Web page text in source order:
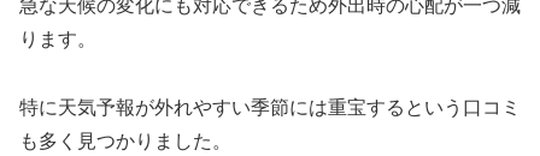
ります。
特に天気予報が外れやすい季節には重宝するという口コミ
も多く見つかりました。